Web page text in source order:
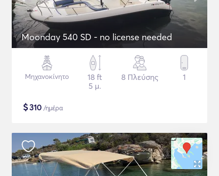
Moonday 540 SD - no license needed
Μηχανοκίνητο
18 ft
5 μ.
8 Πλεύσης 1
$310 /ημέρα